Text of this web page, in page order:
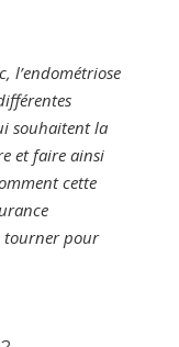
l’endométriose
souhaitent la
et faire ainsi
cette
tourner pour